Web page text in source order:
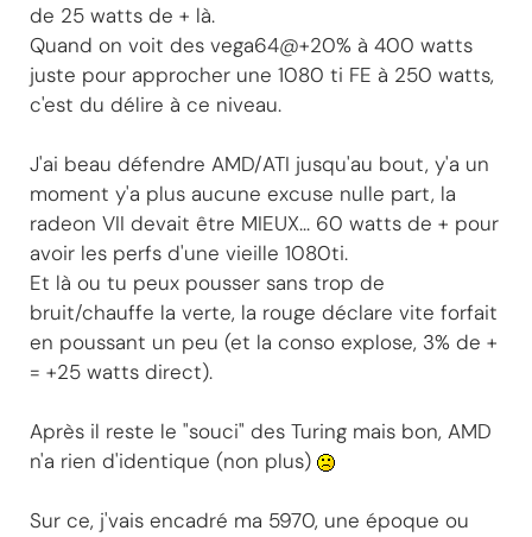
de 25 watts de + là.
Quand on voit des vega64@+20% à 400 watts
juste pour approcher une 1080 ti FE à 250 watts,
c'est du délire à ce niveau.
J'ai beau défendre AMD/ATI jusqu'au bout, y'a un
moment y'a plus aucune excuse nulle part, la
radeon VII devait être MIEUX... 60 watts de + pour
avoir les perfs d'une vieille 1080ti.
Et là ou tu peux pousser sans trop de
bruit/chauffe la verte, la rouge déclare vite forfait
en poussant un peu (et la conso explose, 3% de +
= +25 watts direct).
Après il reste le "souci" des Turing mais bon, AMD
n'a rien d'identique (non plus)
Sur ce, j'vais encadré ma 5970, une époque ou